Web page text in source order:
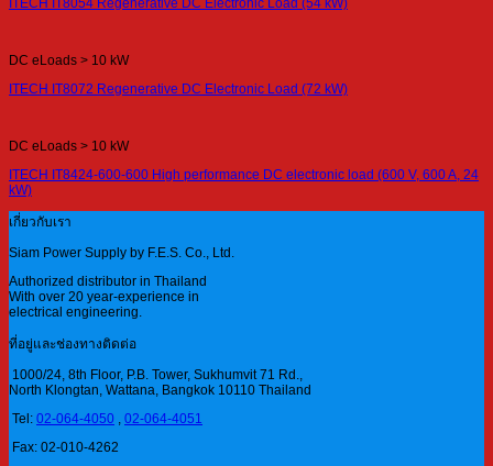
ITECH IT8054 Regenerative DC Electronic Load (54 kW)
DC eLoads > 10 kW
ITECH IT8072 Regenerative DC Electronic Load (72 kW)
DC eLoads > 10 kW
ITECH IT8424-600-600 High performance DC electronic load (600 V, 600 A, 24
kW)
เกี่ยวกับเรา
Siam Power Supply by F.E.S. Co., Ltd.
Authorized distributor in Thailand
With over 20 year-experience in
electrical engineering.
ที่อยู่และช่องทางติดต่อ
1000/24, 8th Floor, P.B. Tower, Sukhumvit 71 Rd.,
North Klongtan, Wattana, Bangkok 10110 Thailand
Tel: 02-064-4050 , 02-064-4051
Fax: 02-010-4262